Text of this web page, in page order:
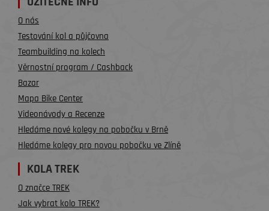
O nás
Testování kol a půjčovna
Teambuilding na kolech
Věrnostní program / Cashback
Bazar
Mapa Bike Center
Videonávody a Recenze
Hledáme nové kolegy na pobočku v Brně
Hledáme kolegy pro novou pobočku ve Zlíně
KOLA TREK
O značce TREK
Jak vybrat kolo TREK?